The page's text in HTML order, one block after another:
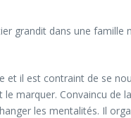
grandit dans une
et il est contraint de se
marquer. Convaincu
les mentalités. Il